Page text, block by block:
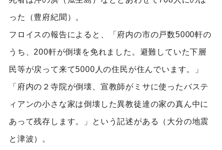
った（豊府紀聞）。
フロイスの報告によると、「府内の市の戸数5000軒の
うち、200軒が倒壊を免れました。避難していた下層
民等が戻って来て5000人の住民が住んでいます。」
「府内の２寺院が倒壊、宣教師がミサに使ったバステ
ィアンの小さな家は倒壊した異教徒達の家の真ん中に
あって残存します。」という記述がある（大分の地震
と津波）。